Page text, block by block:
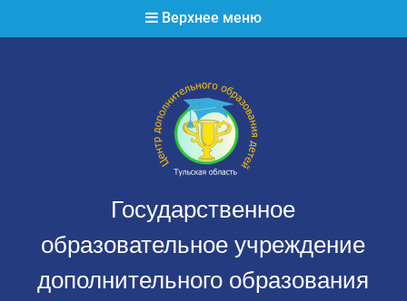
Верхнее меню
Государственное
образовательное учреждение
дополнительного образования